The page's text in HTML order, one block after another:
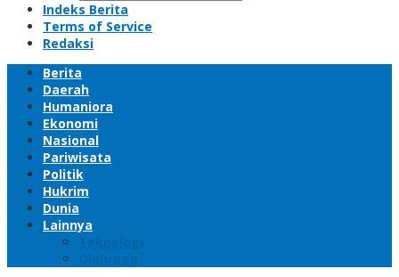
Indeks Berita
Terms of Service
Redaksi
Berita
Daerah
Humaniora
Ekonomi
Nasional
Pariwisata
Politik
Hukrim
Dunia
Lainnya
Teknologi
Olahraga